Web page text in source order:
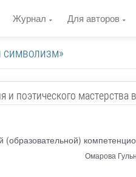
Журнал Для авторов
символизм»
и поэтического
(образовательной)
Омарова